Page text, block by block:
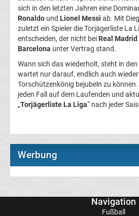
Ligue
1
Ergebnisse
Ligue
1
Süper
sich in den letzten Jahren eine
Ronaldo und Lionel Messi ab. Mit
zuletzt ein Spieler die Torjägerliste La
entscheiden, der nicht bei Real Madrid
Barcelona unter Vertrag stand.
Wann sich das wiederholt, steht in
wartet nur darauf, endlich auch
Torschützenkönig bejubeln zu
jeden Fall auf dem Laufenden und
„Torjägerliste La Liga“ nach jeder
Werbung
Navigation
Fußball